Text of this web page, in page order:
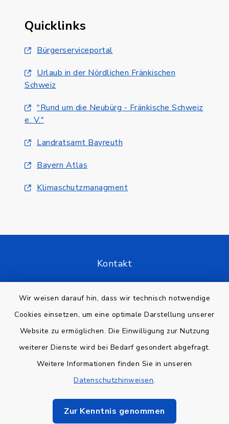
Wir weisen darauf hin, dass wir technisch notwendige
Cookies einsetzen, um eine optimale Darstellung unserer
Website zu ermöglichen. Die Einwilligung zur Nutzung
weiterer Dienste wird bei Bedarf gesondert abgefragt.
Weitere Informationen finden Sie in unseren
Datenschutzhinweisen.
Zur Kenntnis genommen
Quicklinks
Bürgerserviceportal
Urlaub in der Nördlichen Fränkischen
Schweiz
"Rund um die Neubürg - Fränkische Schweiz
e. V."
Landratsamt Bayreuth
Bayern Atlas
Klimaschutzmanagment
Kontakt
Datenschutz
Impressum
Sitemap
Cookie-Einstellungen